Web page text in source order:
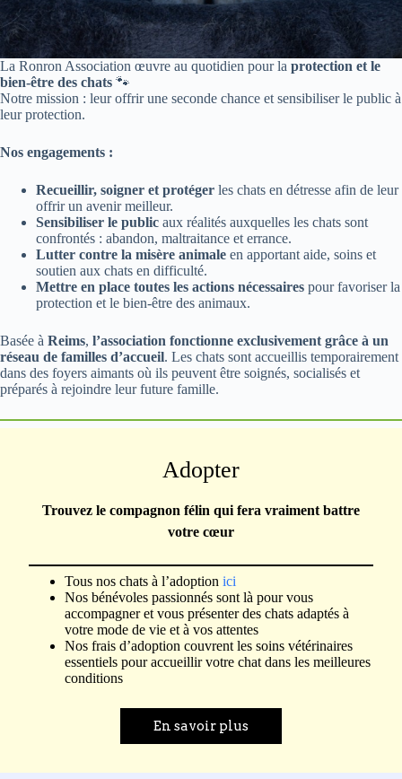
La Ronron Association œuvre au quotidien pour la protection et le
bien-être des chats 🐾
Notre mission : leur offrir une seconde chance et sensibiliser le public à
leur protection.
Nos engagements :
Recueillir, soigner et protéger les chats en détresse afin de leur
offrir un avenir meilleur.
Sensibiliser le public aux réalités auxquelles les chats sont
confrontés : abandon, maltraitance et errance.
Lutter contre la misère animale en apportant aide, soins et
soutien aux chats en difficulté.
Mettre en place toutes les actions nécessaires pour favoriser la
protection et le bien-être des animaux.
Basée à Reims, l’association fonctionne exclusivement grâce à un
réseau de familles d’accueil. Les chats sont accueillis temporairement
dans des foyers aimants où ils peuvent être soignés, socialisés et
préparés à rejoindre leur future famille.
Adopter
Trouvez le compagnon félin qui fera vraiment battre
votre cœur
Tous nos chats à l’adoption ici
Nos bénévoles passionnés sont là pour vous
accompagner et vous présenter des chats adaptés à
votre mode de vie et à vos attentes
Nos frais d’adoption couvrent les soins vétérinaires
essentiels pour accueillir votre chat dans les meilleures
conditions
En savoir plus